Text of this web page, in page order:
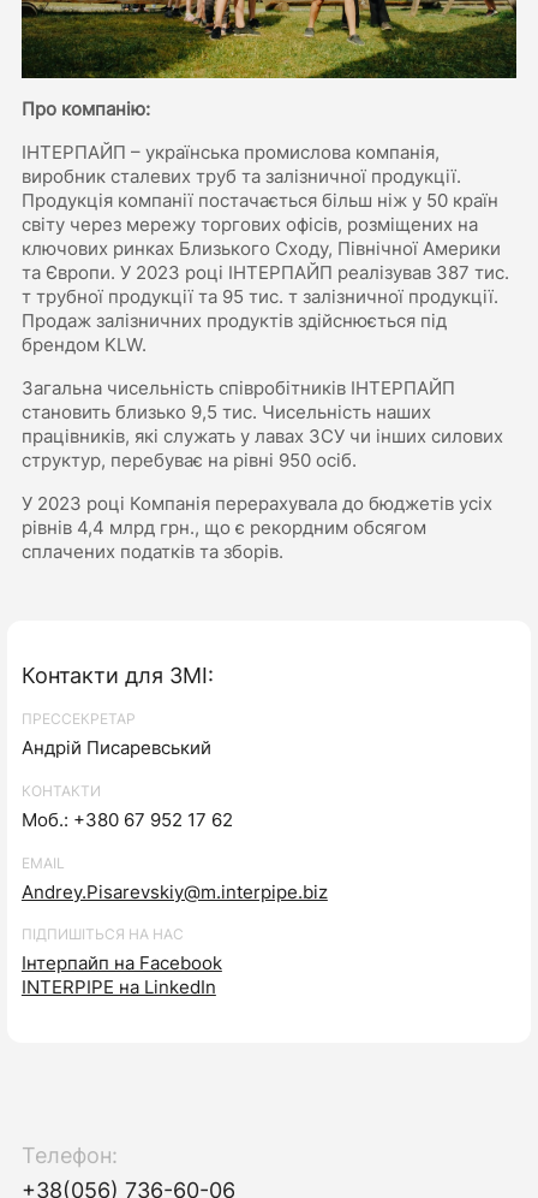
Про компанію:
ІНТЕРПАЙП – українська промислова компанія,
виробник сталевих труб та залізничної продукції.
Продукція компанії постачається більш ніж у 50 країн
світу через мережу торгових офісів, розміщених на
ключових ринках Близького Сходу, Північної Америки
та Європи. У 2023 році ІНТЕРПАЙП реалізував 387 тис.
т трубної продукції та 95 тис. т залізничної продукції.
Продаж залізничних продуктів здійснюється під
брендом KLW.
Загальна чисельність співробітників ІНТЕРПАЙП
становить близько 9,5 тис. Чисельність наших
працівників, які служать у лавах ЗСУ чи інших силових
структур, перебуває на рівні 950 осіб.
У 2023 році Компанія перерахувала до бюджетів усіх
рівнів 4,4 млрд грн., що є рекордним обсягом
сплачених податків та зборів.
Контакти для ЗМІ:
ПРЕССЕКРЕТАР
Андрій Писаревський
КОНТАКТИ
Моб.: +380 67 952 17 62
EMAIL
Andrey.Pisarevskiy@m.interpipe.biz
ПІДПИШІТЬСЯ НА НАС
Інтерпайп на Facebook
INTERPIPE на LinkedIn
Телефон:
+38(056) 736-60-06